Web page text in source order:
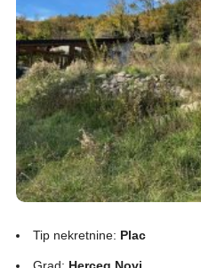
Tip nekretnine: Plac
Grad: Herceg Novi